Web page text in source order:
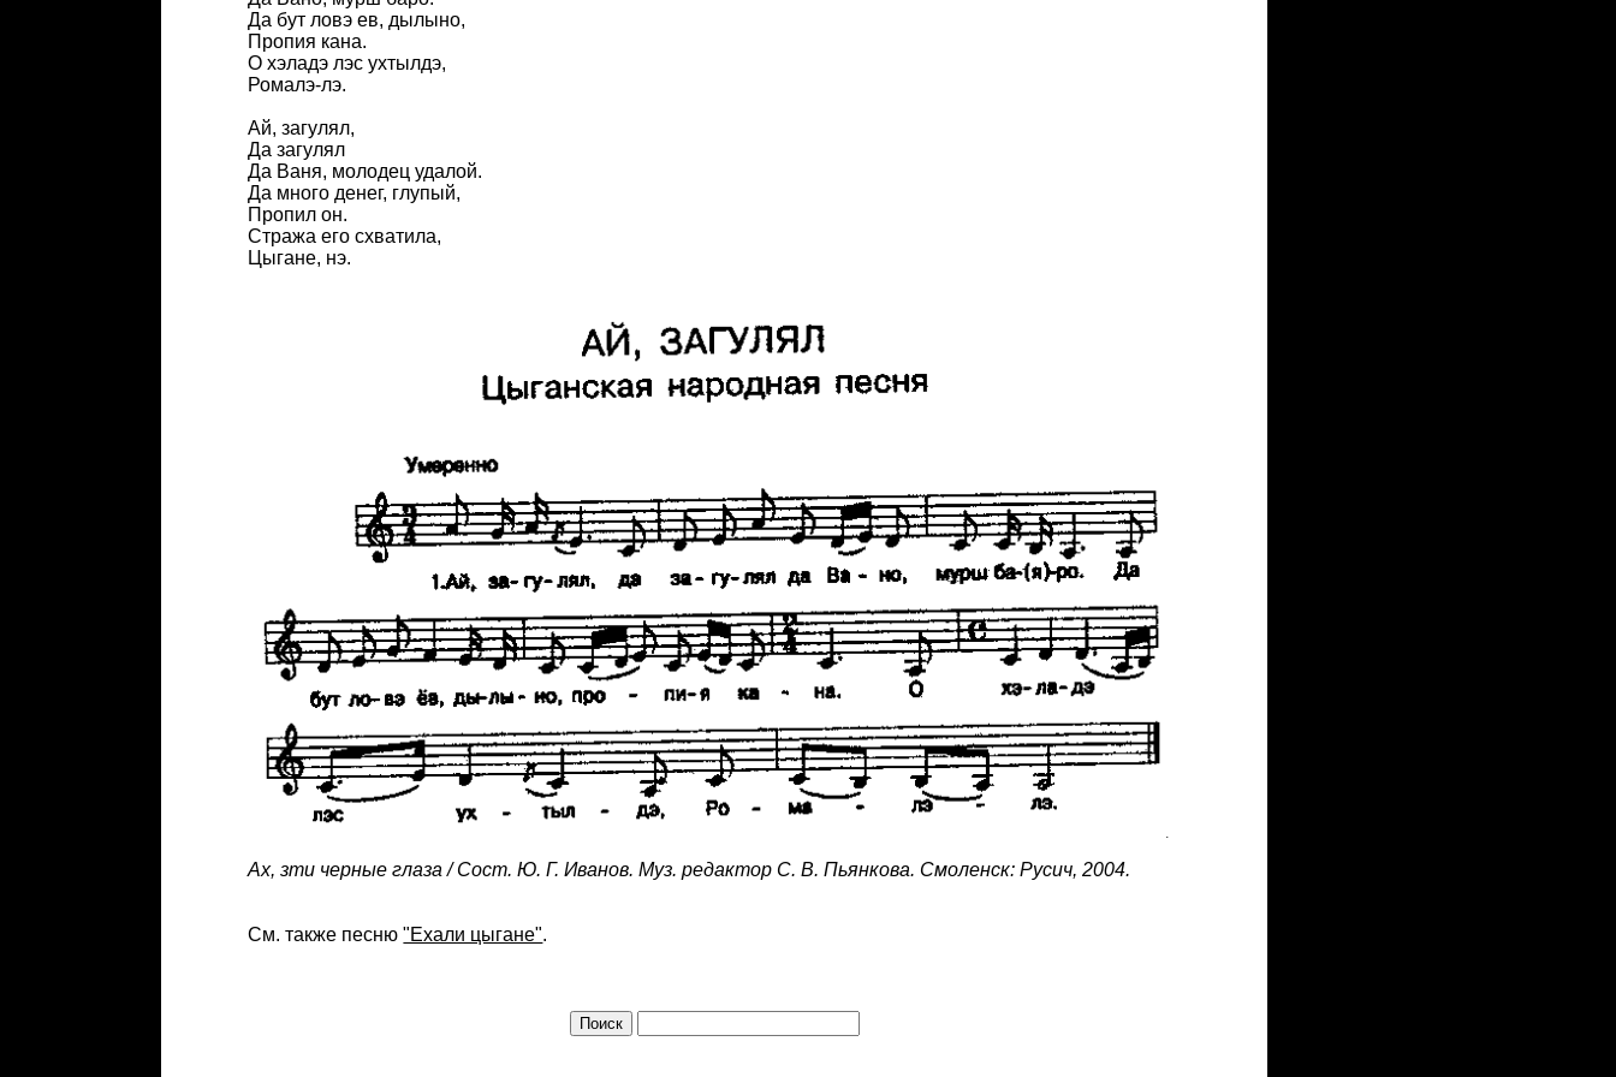
Да бут ловэ ев, дылыно,
Пропия кана.
О хэладэ лэс ухтылдэ,
Ромалэ-лэ.
Ай, загулял,
Да загулял
Да Ваня, молодец удалой.
Да много денег, глупый,
Пропил он.
Стража его схватила,
Цыгане, нэ.
Ах, зти черные глаза / Сост. Ю. Г. Иванов. Муз. редактор С. В. Пьянкова. Смоленск: Русич, 2004.
См. также песню"Ехали цыгане".